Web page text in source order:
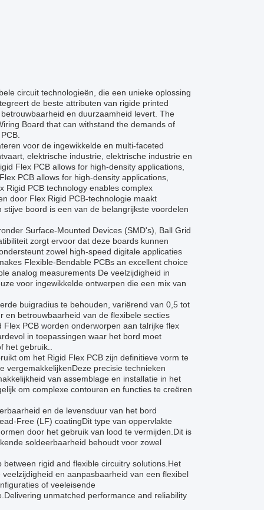
circuit technologieën, die een unieke oplossing
de beste attributen van rigide printed
en duurzaamheid levert. The
Board that can withstand the demands of
voor de ingewikkelde en multi-faceted
elektrische industrie, elektrische industrie en
Flex PCB allows for high-density applications,
PCB allows for high-density applications,
Rigid PCB technology enables complex
door Flex Rigid PCB-technologie maakt
boord is een van de belangrijkste voordelen
Surface-Mounted Devices (SMD's), Ball Grid
zorgt ervoor dat deze boards kunnen
zowel high-speed digitale applicaties
Flexible-Bendable PCBs an excellent choice
analog measurements De veelzijdigheid in
voor ingewikkelde ontwerpen die een mix van
buigradius te behouden, variërend van 0,5 tot
en betrouwbaarheid van de flexibele secties
PCB worden onderworpen aan talrijke flex
in toepassingen waar het bord moet
gebruik..
om het Rigid Flex PCB zijn definitieve vorm te
vergemakkelijkenDeze precisie technieken
van assemblage en installatie in het
om complexe contouren en functies te creëren
en de levensduur van het bord
Free (LF) coatingDit type van oppervlakte
door het gebruik van lood te vermijden.Dit is
soldeerbaarheid behoudt voor zowel
rigid and flexible circuitry solutions.Het
en aanpasbaarheid van een flexibel
of veeleisende
unmatched performance and reliability